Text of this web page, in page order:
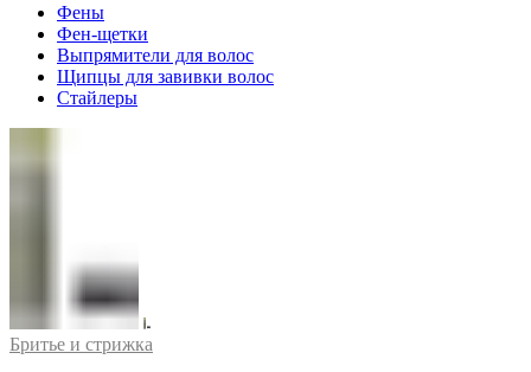
Фены
Фен-щетки
Выпрямители для волос
Щипцы для завивки волос
Стайлеры
Бритье и стрижка